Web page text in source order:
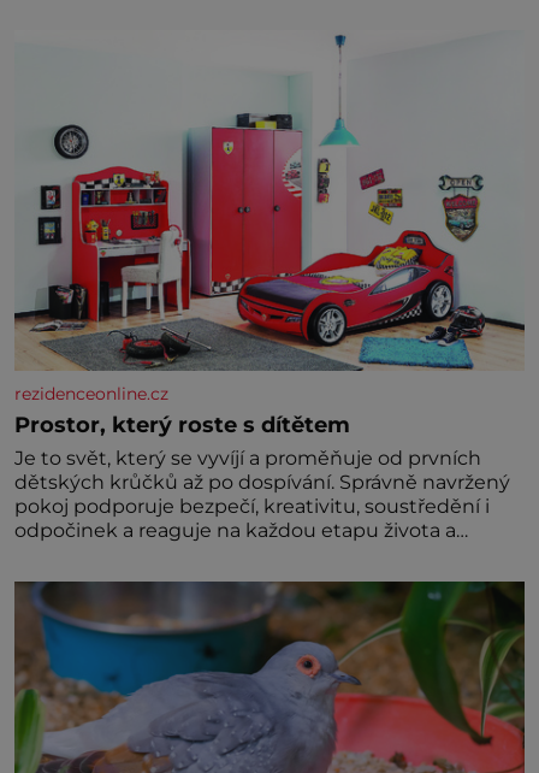
nedokážeme představit. Její příběh je
rezidenceonline.cz
Prostor, který roste s dítětem
Je to svět, který se vyvíjí a proměňuje od prvních
dětských krůčků až po dospívání. Správně navržený
pokoj podporuje bezpečí, kreativitu, soustředění i
odpočinek a reaguje na každou etapu života a
jednoduchost, měkkost a bezpečí, proto by pokoj
miminka měl působit především klidně a útulně.
Předškolní věk je